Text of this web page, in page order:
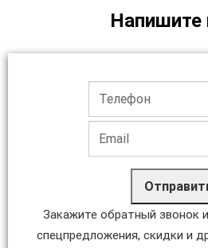
Напишите
Закажите обратный звонок
спецпредложения, скидки и